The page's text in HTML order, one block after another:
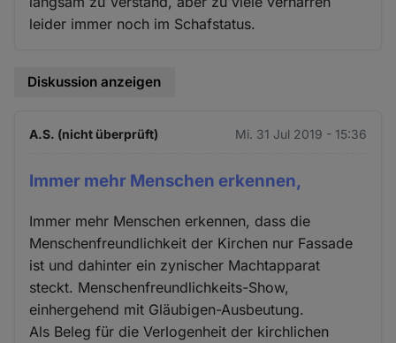
leider immer noch im Schafstatus.
Diskussion anzeigen
A.S. (nicht überprüft) Mi. 31 Jul 2019 - 15:36
Immer mehr Menschen erkennen,
Immer mehr Menschen erkennen, dass die
Menschenfreundlichkeit der Kirchen nur Fassade
ist und dahinter ein zynischer Machtapparat
steckt. Menschenfreundlichkeits-Show,
einhergehend mit Gläubigen-Ausbeutung.
Als Beleg für die Verlogenheit der kirchlichen